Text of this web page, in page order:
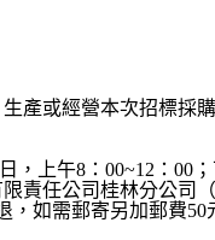
產或經營本次招標採
日，上午8 ： 00~12 ： 00
責任公司桂林分公司
，如需郵寄另加郵費50